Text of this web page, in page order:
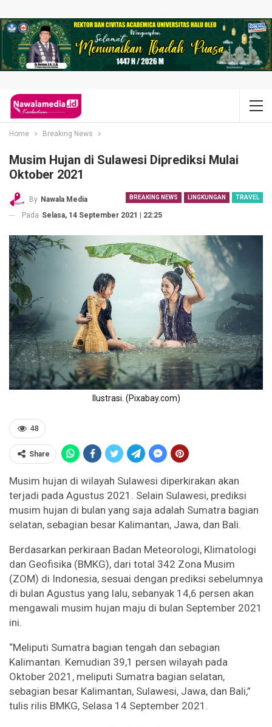
Home Breaking News
Musim Hujan di Sulawesi Diprediksi Mulai
Oktober 2021
BREAKING NEWS LINGKUNGAN TRAVEL
By Nawala Media
Pada Selasa, 14 September 2021 | 22:25
Ilustrasi. (Pixabay.com)
48
Share
Musim hujan di wilayah Sulawesi diperkirakan akan
terjadi pada Agustus 2021. Selain Sulawesi, prediksi
musim hujan di bulan yang saja adalah Sumatra bagian
selatan, sebagian besar Kalimantan, Jawa, dan Bali.
Berdasarkan perkiraan Badan Meteorologi, Klimatologi
dan Geofisika (BMKG), dari total 342 Zona Musim
(ZOM) di Indonesia, sesuai dengan prediksi sebelumnya
di bulan Agustus yang lalu, sebanyak 14,6 persen akan
mengawali musim hujan maju di bulan September 2021
ini.
“Meliputi Sumatra bagian tengah dan sebagian
Kalimantan. Kemudian 39,1 persen wilayah pada
Oktober 2021, meliputi Sumatra bagian selatan,
sebagian besar Kalimantan, Sulawesi, Jawa, dan Bali,”
tulis rilis BMKG, Selasa 14 September 2021.